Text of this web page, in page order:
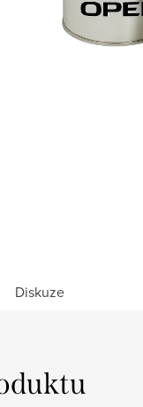
Diskuze